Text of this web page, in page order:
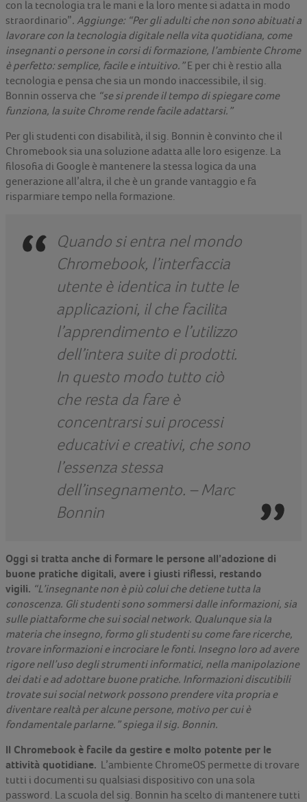
con la tecnologia tra le mani e la loro mente si adatta in modo
straordinario”. Aggiunge: “Per gli adulti che non sono abituati a
lavorare con la tecnologia digitale nella vita quotidiana, come
insegnanti o persone in corsi di formazione, l’ambiente Chrome
è perfetto: semplice, facile e intuitivo.”E per chi è restio alla
tecnologia e pensa che sia un mondo inaccessibile, il sig.
Bonnin osserva che “se si prende il tempo di spiegare come
funziona, la suite Chrome rende facile adattarsi.”
Per gli studenti con disabilità, il sig. Bonnin è convinto che il
Chromebook sia una soluzione adatta alle loro esigenze. La
filosofia di Google è mantenere la stessa logica da una
generazione all’altra, il che è un grande vantaggio e fa
risparmiare tempo nella formazione.
Quando si entra nel mondo
Chromebook, l’interfaccia
utente è identica in tutte le
applicazioni, il che facilita
l’apprendimento e l’utilizzo
dell’intera suite di prodotti.
In questo modo tutto ciò
che resta da fare è
concentrarsi sui processi
educativi e creativi, che sono
l’essenza stessa
dell’insegnamento. – Marc
Bonnin
Oggi si tratta anche di formare le persone all’adozione di
buone pratiche digitali, avere i giusti riflessi, restando
vigili. “L’insegnante non è più colui che detiene tutta la
conoscenza. Gli studenti sono sommersi dalle informazioni, sia
sulle piattaforme che sui social network. Qualunque sia la
materia che insegno, formo gli studenti su come fare ricerche,
trovare informazioni e incrociare le fonti. Insegno loro ad avere
rigore nell’uso degli strumenti informatici, nella manipolazione
dei dati e ad adottare buone pratiche. Informazioni discutibili
trovate sui social network possono prendere vita propria e
diventare realtà per alcune persone, motivo per cui è
fondamentale parlarne.” spiega il sig. Bonnin.
Il Chromebook è facile da gestire e molto potente per le
attività quotidiane. L’ambiente ChromeOS permette di trovare
tutti i documenti su qualsiasi dispositivo con una sola
password. La scuola del sig. Bonnin ha scelto di mantenere tutti